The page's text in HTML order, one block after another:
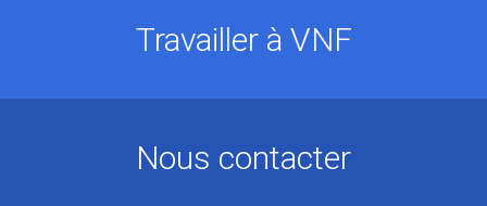
Travailler à VNF
Nous contacter